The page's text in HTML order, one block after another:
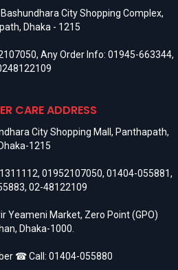
City Shopping Complex,
Dhaka - 1215
, Any Order Info: 01945-663344,
CARE ADDRESS
City Shopping Mall, Panthapath,
1215
, 01952107050, 01404-055881,
, 02-48122109
Yeameni Market, Zero Point (GPO)
Dhaka-1000.
☎ Call: 01404-055880